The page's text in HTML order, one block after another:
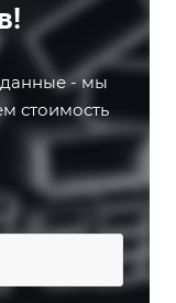
данные - мы
стоимость